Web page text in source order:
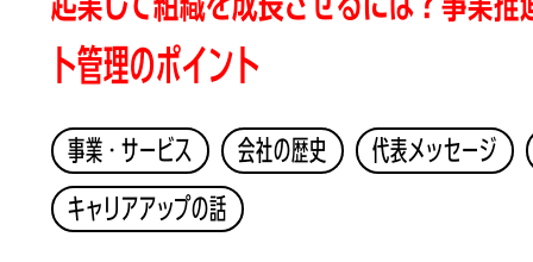
ト管理のポイント
事業・サービス 会社の歴史 代表メッセージ
キャリアアップの話